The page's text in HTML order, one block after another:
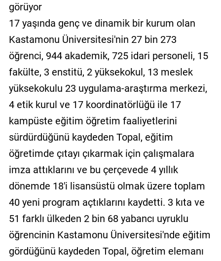
görüyor
17 yaşında genç ve dinamik bir kurum olan
Kastamonu Üniversitesi'nin 27 bin 273
öğrenci, 944 akademik, 725 idari personeli, 15
fakülte, 3 enstitü, 2 yüksekokul, 13 meslek
yüksekokulu 23 uygulama-araştırma merkezi,
4 etik kurul ve 17 koordinatörlüğü ile 17
kampüste eğitim öğretim faaliyetlerini
sürdürdüğünü kaydeden Topal, eğitim
öğretimde çıtayı çıkarmak için çalışmalara
imza attıklarını ve bu çerçevede 4 yıllık
dönemde 18'i lisansüstü olmak üzere toplam
40 yeni program açtıklarını kaydetti. 3 kıta ve
51 farklı ülkeden 2 bin 68 yabancı uyruklu
öğrencinin Kastamonu Üniversitesi'nde eğitim
gördüğünü kaydeden Topal, öğretim elemanı